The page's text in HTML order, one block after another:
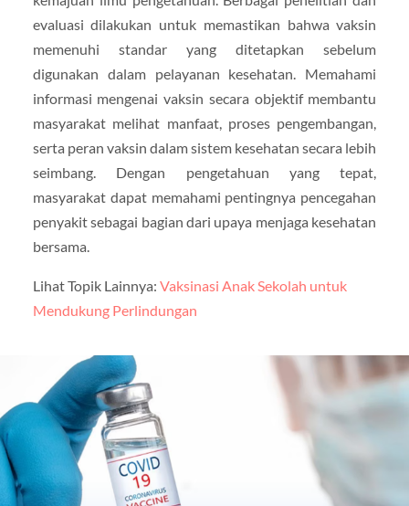
evaluasi dilakukan untuk memastikan bahwa vaksin
memenuhi standar yang ditetapkan sebelum
digunakan dalam pelayanan kesehatan. Memahami
informasi mengenai vaksin secara objektif membantu
masyarakat melihat manfaat, proses pengembangan,
serta peran vaksin dalam sistem kesehatan secara lebih
seimbang. Dengan pengetahuan yang tepat,
masyarakat dapat memahami pentingnya pencegahan
penyakit sebagai bagian dari upaya menjaga kesehatan
bersama.
Lihat Topik Lainnya: Vaksinasi Anak Sekolah untuk
Mendukung Perlindungan